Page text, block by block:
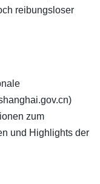
reibungsloser
zum
und Highlights der